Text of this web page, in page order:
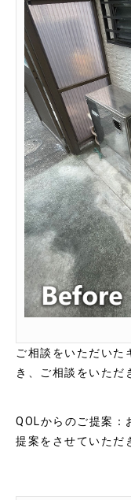
ご相談をいただいた
き、ご相談をいただ
QOLからのご提案：
提案をさせていただ